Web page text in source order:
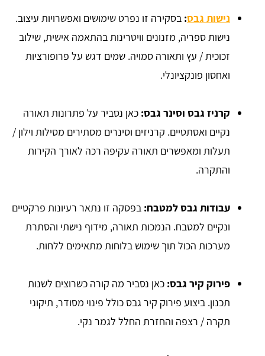
נישות גבס: בסקירה זו נפרט שימושים ואפשרויות עיצוב.
נישות ספריה, מזנונים וויטרינות בהתאמה אישית, שילוב
זכוכית / עץ ותאורה סמויה. שמים דגש על פרופורציות
ואחסון פונקציונלי.
קרניז גבס וסינר גבס: כאן נסביר על פתרונות תאורה
נקיים ואסתטיים. קרניזים וסינרים מסתירים מסילות וילון /
תעלות ומאפשרים תאורה עקיפה רכה לאורך הקירות
והתקרה.
עבודות גבס למטבח: בפסקה זו נתאר רעיונות פרקטיים
ונקיים למטבח. הנמכות תאורה, מידוף נישתי והסתרת
מערכות הכול תוך שימוש בלוחות מתאימים ללחות.
פירוק קיר גבס: כאן נסביר מה קורה כשרוצים לשנות
תכנון. ביצוע פירוק קיר גבס כולל פינוי מסודר, תיקוני
תקרה / רצפה והחזרת החלל לגמר נקי.